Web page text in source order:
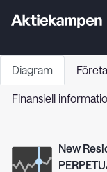
Diagram
Finansiell
New